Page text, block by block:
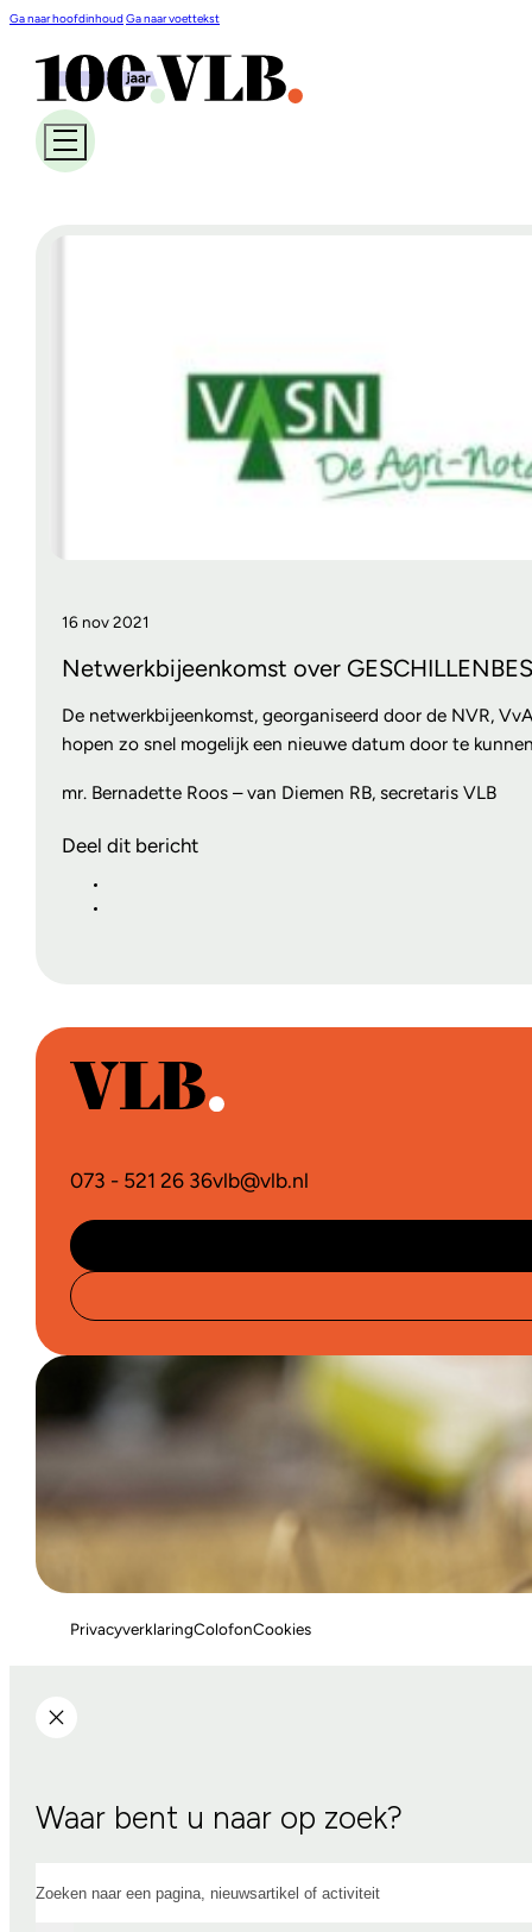
Ga naar hoofdinhoudGa naar voettekst
16 nov 2021
Netwerkbijeenkomst over
De netwerkbijeenkomst, georganiseerd door de NVR,
hopen zo snel mogelijk een nieuwe datum door te
mr. Bernadette Roos – van Diemen RB, secretaris VLB
Deel dit bericht
073 - 521 26 36vlb@vlb.nl
PrivacyverklaringColofonCookies
Waar bent u naar op zoek?